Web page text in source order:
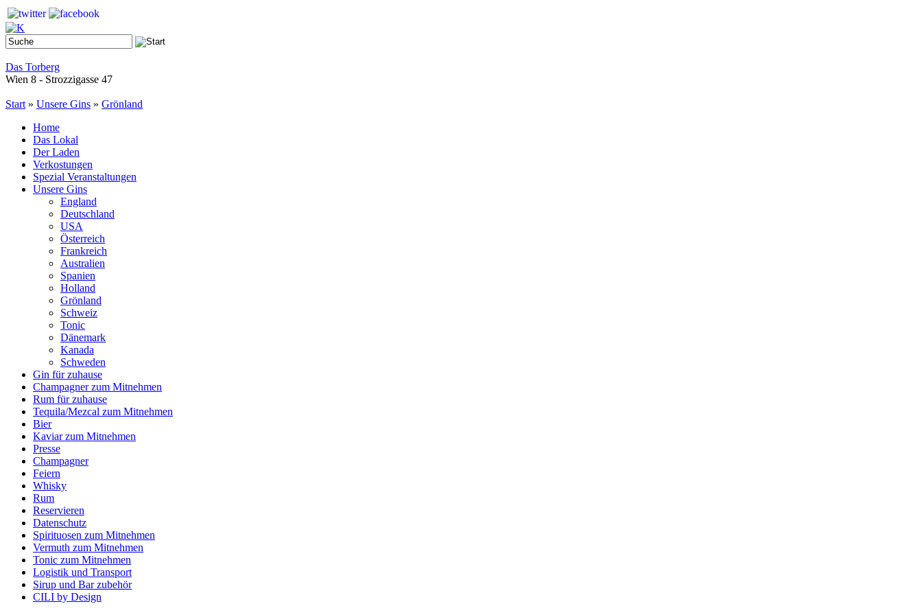
Das Torberg
Wien 8 - Strozzigasse 47
Start » Unsere Gins » Grönland
Home
Das Lokal
Der Laden
Verkostungen
Spezial Veranstaltungen
Unsere Gins
England
Deutschland
USA
Österreich
Frankreich
Australien
Spanien
Holland
Grönland
Schweiz
Tonic
Dänemark
Kanada
Schweden
Gin für zuhause
Champagner zum Mitnehmen
Rum für zuhause
Tequila/Mezcal zum Mitnehmen
Bier
Kaviar zum Mitnehmen
Presse
Champagner
Feiern
Whisky
Rum
Reservieren
Datenschutz
Spirituosen zum Mitnehmen
Vermuth zum Mitnehmen
Tonic zum Mitnehmen
Logistik und Transport
Sirup und Bar zubehör
CILI by Design